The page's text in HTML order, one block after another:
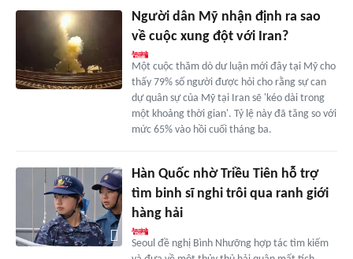
Người dân Mỹ nhận định ra sao
về cuộc xung đột với Iran?
Một cuộc thăm dò dư luận mới đây tại Mỹ cho
thấy 79% số người được hỏi cho rằng sự can
dự quân sự của Mỹ tại Iran sẽ 'kéo dài trong
một khoảng thời gian'. Tỷ lệ này đã tăng so với
mức 65% vào hồi cuối tháng ba.
Hàn Quốc nhờ Triều Tiên hỗ trợ
tìm binh sĩ nghi trôi qua ranh giới
hàng hải
Seoul đề nghị Bình Nhưỡng hợp tác tìm kiếm